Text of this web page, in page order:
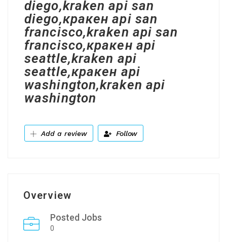
diego,kraken api san
diego,кракен api san
francisco,kraken api san
francisco,кракен api
seattle,kraken api
seattle,кракен api
washington,kraken api
washington
Add a review Follow
Overview
Posted Jobs
0